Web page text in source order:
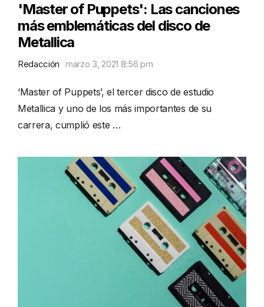
'Master of Puppets': Las canciones
más emblemáticas del disco de
Metallica
Redacción marzo 3, 2021 8:56 pm
‘Master of Puppets’, el tercer disco de estudio
Metallica y uno de los más importantes de su
carrera, cumplió este …